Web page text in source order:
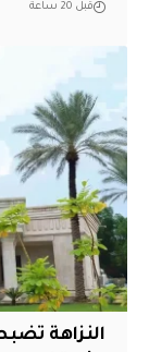
قبل 20 ساعة
النزاهة